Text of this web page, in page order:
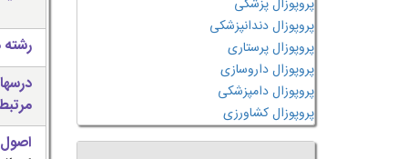
پروپوزال پزشکی
پروپوزال دندانپزشکی
پروپوزال پرستاری
پروپوزال داروسازی
پروپوزال دامپزشکی
پروپوزال کشاورزی